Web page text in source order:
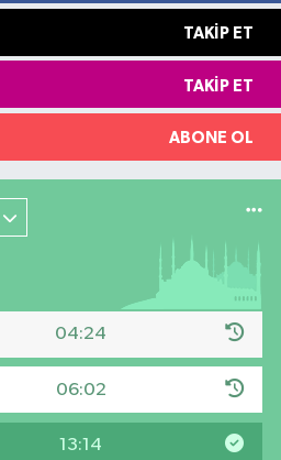
TAKIP ET
TAKIP ET
ABONE OL
04:24
06:02
13:14